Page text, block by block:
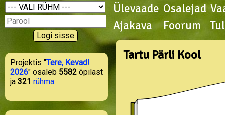
Projektis "Tere, Kevad!
2026" osaleb 5582 õpilast
ja 321 rühma.
Ülevaade Osalejad
Ajakava
Foorum
Tartu Pärli Kool